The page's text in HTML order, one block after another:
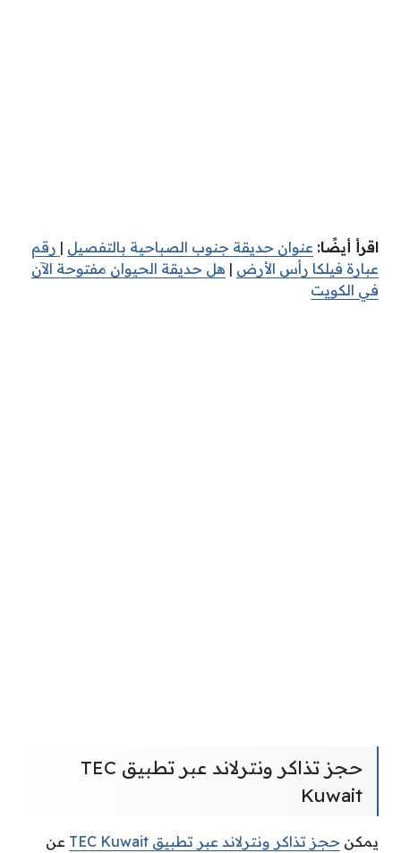
اقرأ أيضًا: عنوان حديقة جنوب الصباحية بالتفصيل | رقم
عبارة فيلكا رأس الأرض | هل حديقة الحيوان مفتوحة الآن
في الكويت
حجز تذاكر ونترلاند عبر تطبيق TEC
Kuwait
يمكن حجز تذاكر ونترلاند عبر تطبيق TEC Kuwait
عن